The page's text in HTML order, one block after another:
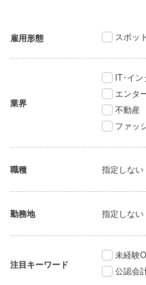
雇用形態 スポット
業界
IT･イン
エンタ
不動産
ファッ
職種 指定しない
勤務地 指定しない
注目キーワード
未経験
公認会